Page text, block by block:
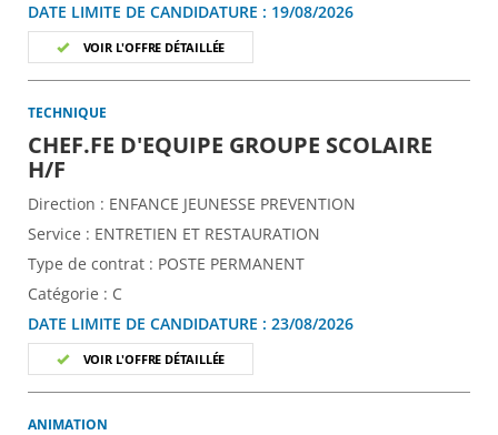
DATE LIMITE DE CANDIDATURE : 19/08/2026
VOIR L'OFFRE DÉTAILLÉE
TECHNIQUE
CHEF.FE D'EQUIPE GROUPE SCOLAIRE
H/F
Direction : ENFANCE JEUNESSE PREVENTION
Service : ENTRETIEN ET RESTAURATION
Type de contrat : POSTE PERMANENT
Catégorie : C
DATE LIMITE DE CANDIDATURE : 23/08/2026
VOIR L'OFFRE DÉTAILLÉE
ANIMATION